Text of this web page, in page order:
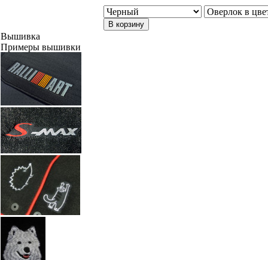
В корзину
Вышивка
Примеры вышивки